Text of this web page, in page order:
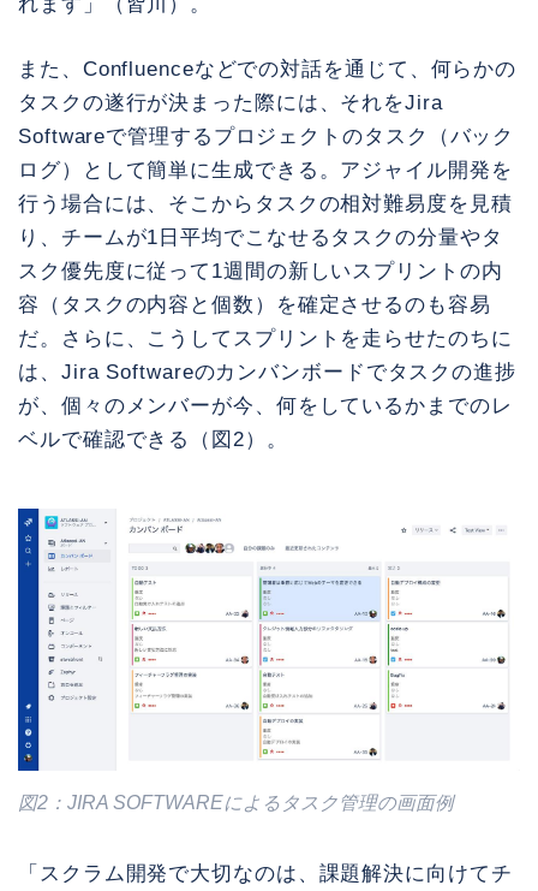
また、Confluenceなどでの対話を通じて、何らかの
タスクの遂行が決まった際には、それをJira
Softwareで管理するプロジェクトのタスク（バック
ログ）として簡単に生成できる。アジャイル開発を
行う場合には、そこからタスクの相対難易度を見積
り、チームが1日平均でこなせるタスクの分量やタ
スク優先度に従って1週間の新しいスプリントの内
容（タスクの内容と個数）を確定させるのも容易
だ。さらに、こうしてスプリントを走らせたのちに
は、Jira Softwareのカンバンボードでタスクの進捗
が、個々のメンバーが今、何をしているかまでのレ
ベルで確認できる（図2）。
図2：JIRA SOFTWAREによるタスク管理の画面例
「スクラム開発で大切なのは、課題解決に向けてチ